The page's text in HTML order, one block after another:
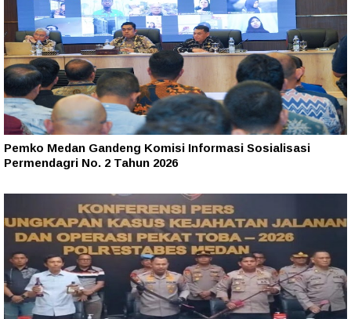
Pemko Medan Gandeng Komisi Informasi Sosialisasi
Permendagri No. 2 Tahun 2026